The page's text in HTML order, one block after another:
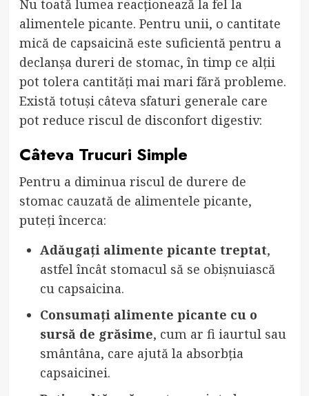
Nu toată lumea reacționează la fel la
alimentele picante. Pentru unii, o cantitate
mică de capsaicină este suficientă pentru a
declanșa dureri de stomac, în timp ce alții
pot tolera cantități mai mari fără probleme.
Există totuși câteva sfaturi generale care
pot reduce riscul de disconfort digestiv:
Câteva Trucuri Simple
Pentru a diminua riscul de durere de
stomac cauzată de alimentele picante,
puteți încerca:
Adăugați alimente picante treptat,
astfel încât stomacul să se obișnuiască
cu capsaicina.
Consumați alimente picante cu o
sursă de grăsime, cum ar fi iaurtul sau
smântâna, care ajută la absorbția
capsaicinei.